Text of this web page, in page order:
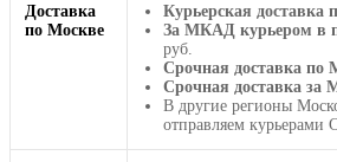
Доставка
по Москве
Курьерская доставка
За МКАД курьером в
руб.
Срочная доставка по
Срочная доставка за
В другие регионы
отправляем курьерами